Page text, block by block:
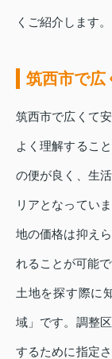
くご紹介します。
筑西市で広
筑西市で広くて
よく理解するこ
の便が良く、生
リアとなってい
地の価格は抑え
れることが可能で
土地を探す際に
域」です。調整
するために指定